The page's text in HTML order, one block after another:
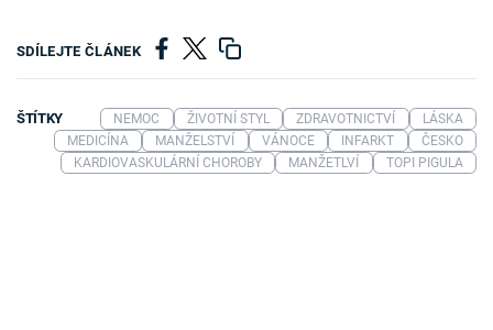
SDÍLEJTE ČLÁNEK
ŠTÍTKY NEMOC ŽIVOTNÍ STYL ZDRAVOTNICTVÍ
LÁSKA
MEDICÍNA
MANŽELSTVÍ VÁNOCE INFARKT
ČESKO
KARDIOVASKULÁRNÍ CHOROBY
MANŽETLVÍ TOPI PIGULA